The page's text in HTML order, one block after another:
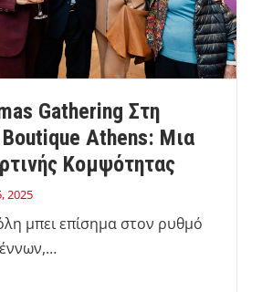
Gathering Στη
Athens: Μια
Κομψότητας
2025
μπει επίσημα στον ρυθμό